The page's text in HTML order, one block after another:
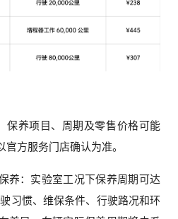
保养项目、周期及零售价格可能
方服务门店确认为准。
养：实验室工况下保养周期可达
习惯、维保条件、行驶路况和环